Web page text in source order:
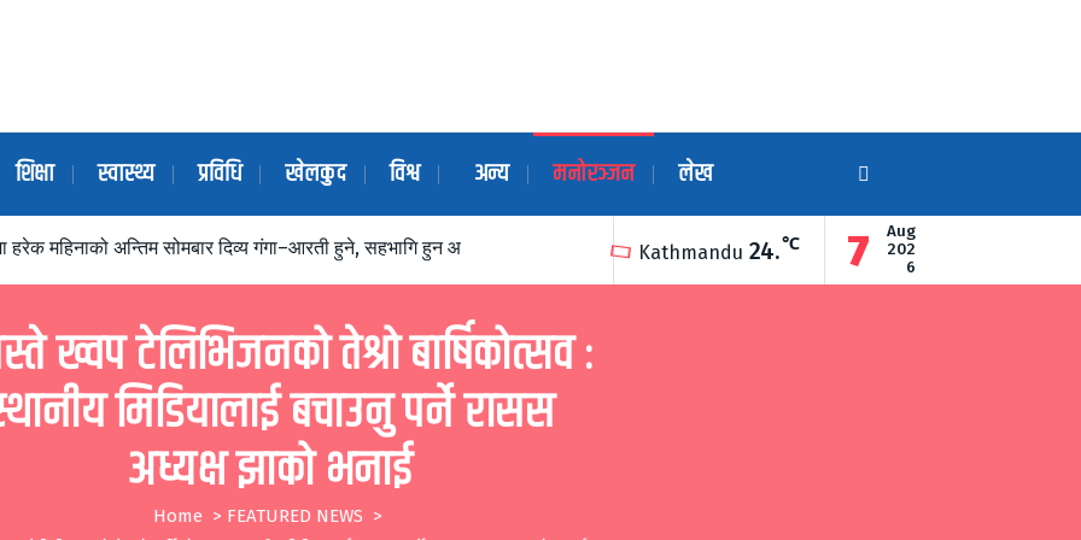
शिक्षा स्वास्थ्य प्रविधि खेलकुद विश्व अन्य मनोरञ्जन लेख
महिनाको अन्तिम सोमबार दिव्य गंगा–आरती हुने, सहभागि हुन आव्हान सूर्यविनायकको ऐतिहासिक शिव सर्किट घुम्दै महिलादेखिदेखि शिक्षक शिक्षिका
Kathmandu 24.℃ 7
Aug
202
6
ख्वप टेलिभिजनको तेश्रो बार्षिकोत्सव :
मिडियालाई बचाउनु पर्ने रासस
अध्यक्ष झाको भनाई
Home > FEATURED NEWS >